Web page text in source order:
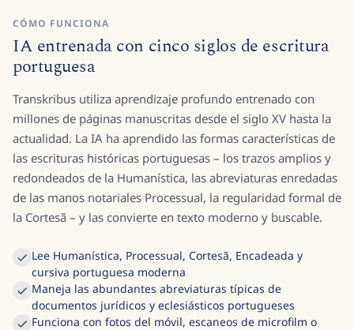
CÓMO FUNCIONA
IA entrenada con cinco siglos de escritura
portuguesa
Transkribus utiliza aprendizaje profundo entrenado con
millones de páginas manuscritas desde el siglo XV hasta la
actualidad. La IA ha aprendido las formas características de
las escrituras históricas portuguesas – los trazos amplios y
redondeados de la Humanística, las abreviaturas enredadas
de las manos notariales Processual, la regularidad formal de
la Cortesã – y las convierte en texto moderno y buscable.
Lee Humanística, Processual, Cortesã, Encadeada y
cursiva portuguesa moderna
Maneja las abundantes abreviaturas típicas de
documentos jurídicos y eclesiásticos portugueses
Funciona con fotos del móvil, escaneos de microfilm o